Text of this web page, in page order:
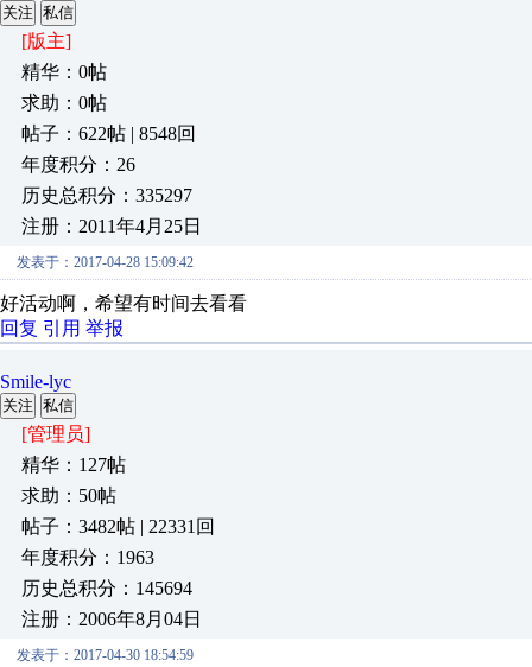
关注 私信
[版主]
精华：0帖
求助：0帖
帖子：622帖 | 8548回
年度积分：26
历史总积分：335297
注册：2011年4月25日
发表于：2017-04-28 15:09:42
好活动啊，希望有时间去看看
回复 引用 举报
Smile-lyc
关注 私信
[管理员]
精华：127帖
求助：50帖
帖子：3482帖 | 22331回
年度积分：1963
历史总积分：145694
注册：2006年8月04日
发表于：2017-04-30 18:54:59